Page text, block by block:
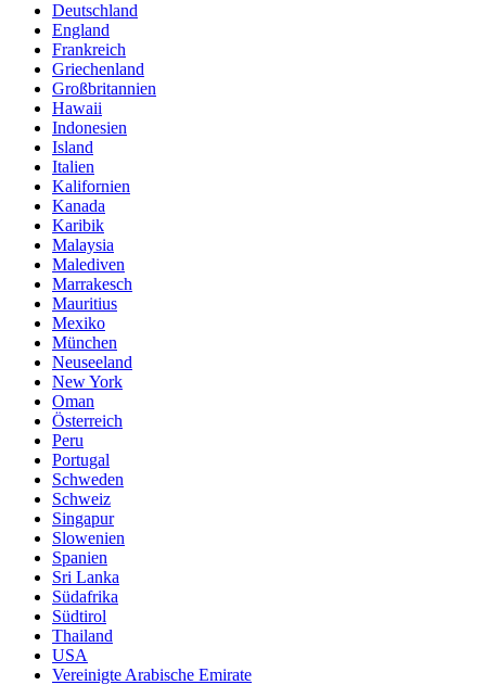
Deutschland
England
Frankreich
Griechenland
Großbritannien
Hawaii
Indonesien
Island
Italien
Kalifornien
Kanada
Karibik
Malaysia
Malediven
Marrakesch
Mauritius
Mexiko
München
Neuseeland
New York
Oman
Österreich
Peru
Portugal
Schweden
Schweiz
Singapur
Slowenien
Spanien
Sri Lanka
Südafrika
Südtirol
Thailand
USA
Vereinigte Arabische Emirate